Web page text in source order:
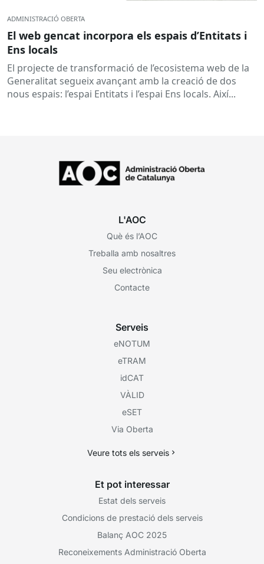
ADMINISTRACIÓ OBERTA
El web gencat incorpora els espais d’Entitats i
Ens locals
El projecte de transformació de l’ecosistema web de la
Generalitat segueix avançant amb la creació de dos
nous espais: l’espai Entitats i l’espai Ens locals. Així...
L'AOC
Què és l’AOC
Treballa amb nosaltres
Seu electrònica
Contacte
Serveis
eNOTUM
eTRAM
idCAT
VÀLID
eSET
Via Oberta
Veure tots els serveis
Et pot interessar
Estat dels serveis
Condicions de prestació dels serveis
Balanç AOC 2025
Reconeixements Administració Oberta